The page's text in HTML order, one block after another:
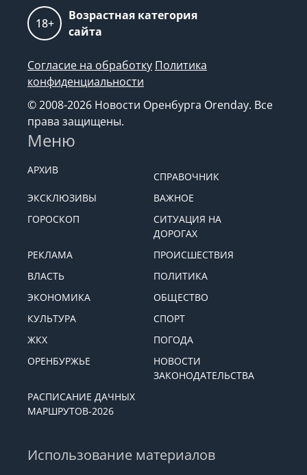
18+
Возрастная категория
сайта
Согласие на обработку Политика
конфиденциальности
© 2008-2026 Новости Оренбурга Orenday. Все
права защищены.
Меню
АРХИВ
СПРАВОЧНИК
ЭКСКЛЮЗИВЫ
ВАЖНОЕ
ГОРОСКОП
СИТУАЦИЯ НА
ДОРОГАХ
РЕКЛАМА
ПРОИСШЕСТВИЯ
ВЛАСТЬ
ПОЛИТИКА
ЭКОНОМИКА
ОБЩЕСТВО
КУЛЬТУРА
СПОРТ
ЖКХ
ПОГОДА
ОРЕНБУРЖЬЕ
НОВОСТИ
ЗАКОНОДАТЕЛЬСТВА
РАСПИСАНИЕ ДАЧНЫХ
МАРШРУТОВ-2026
Использование материалов